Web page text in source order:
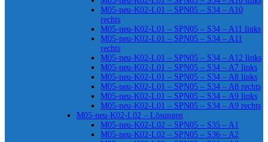
M05-neu-K02-L01 – SPN05 – S34 – A10
rechts
M05-neu-K02-L01 – SPN05 – S34 – A11 links
M05-neu-K02-L01 – SPN05 – S34 – A11
rechts
M05-neu-K02-L01 – SPN05 – S34 – A12 links
M05-neu-K02-L01 – SPN05 – S34 – A7 links
M05-neu-K02-L01 – SPN05 – S34 – A8 links
M05-neu-K02-L01 – SPN05 – S34 – A8 rechts
M05-neu-K02-L01 – SPN05 – S34 – A9 links
M05-neu-K02-L01 – SPN05 – S34 – A9 rechts
M05-neu-K02-L02 – Lösungen
M05-neu-K02-L02 – SPN05 – S35 – A1
M05-neu-K02-L02 – SPN05 – S36 – A2